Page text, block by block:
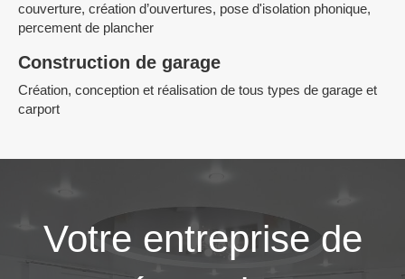
couverture, création d’ouvertures, pose d'isolation phonique,
percement de plancher
Construction de garage
Création, conception et réalisation de tous types de garage et
carport
Votre entreprise de